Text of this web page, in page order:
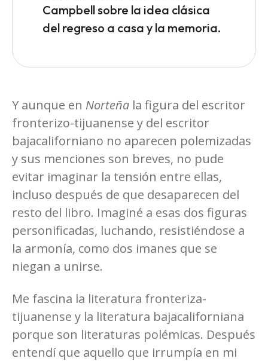
Campbell sobre la idea clásica
del regreso a casa y la memoria.
Y aunque en Norteña la figura del escritor
fronterizo-tijuanense y del escritor
bajacaliforniano no aparecen polemizadas
y sus menciones son breves, no pude
evitar imaginar la tensión entre ellas,
incluso después de que desaparecen del
resto del libro. Imaginé a esas dos figuras
personificadas, luchando, resistiéndose a
la armonía, como dos imanes que se
niegan a unirse.
Me fascina la literatura fronteriza-
tijuanense y la literatura bajacaliforniana
porque son literaturas polémicas. Después
entendí que aquello que irrumpía en mi